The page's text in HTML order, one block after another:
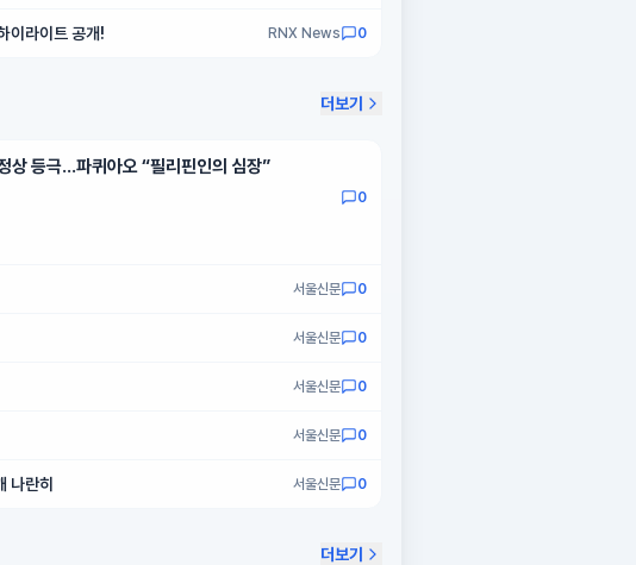
이라이트 공개! RNX News 0
더보기
상 등극…파퀴아오 “필리핀인의 심장”
0
서울신문 0
서울신문 0
서울신문 0
서울신문 0
나란히 서울신문 0
더보기